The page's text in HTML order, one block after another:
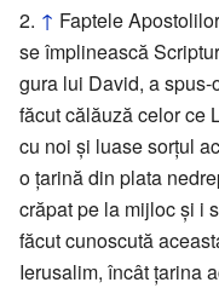
↑ Faptele
se împlinească
gura lui David, a
făcut călăuză celor ce
cu noi şi luase sorţul
o ţarină din plata
crăpat pe la mijloc şi i
făcut cunoscută
Ierusalim, încât ţarina